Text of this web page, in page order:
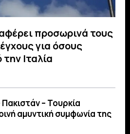
προσωρινά τους
για όσους
Ιταλία
– Τουρκία
αμυντική συμφωνία της